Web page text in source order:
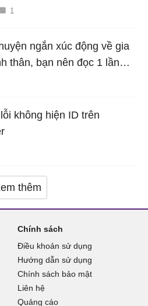
1
ngắn xúc động về gia
thân, bạn nên đọc 1 lần
không hiện ID trên
thêm
Chính sách
Điều khoản sử dụng
Hướng dẫn sử dụng
Chính sách bảo mật
Liên hệ
Quảng cáo